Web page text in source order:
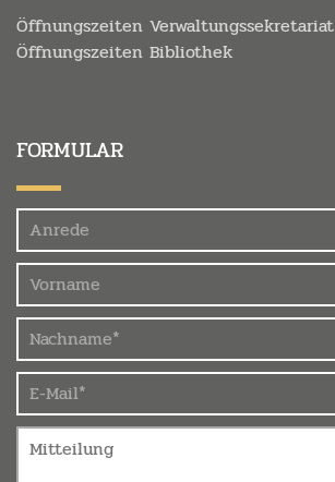
Öffnungszeiten Verwaltungssekretariat
Öffnungszeiten Bibliothek
FORMULAR
Felder